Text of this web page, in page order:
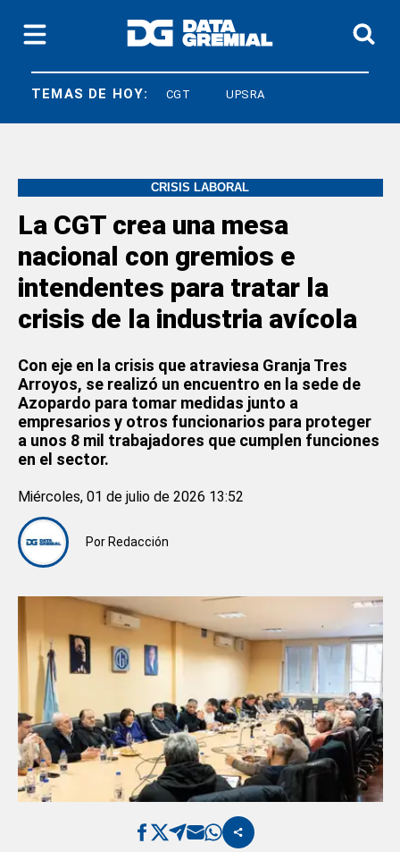
TEMAS DE HOY:
LEY BASES CGT UPSRA
CRISIS LABORAL
La CGT crea una mesa
nacional con gremios e
intendentes para tratar la
crisis de la industria avícola
Con eje en la crisis que atraviesa Granja Tres
Arroyos, se realizó un encuentro en la sede de
Azopardo para tomar medidas junto a
empresarios y otros funcionarios para proteger
a unos 8 mil trabajadores que cumplen funciones
en el sector.
Por Redacción
Miércoles, 01 de julio de 2026 13:52